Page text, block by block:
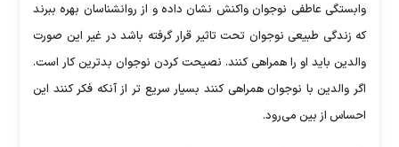
وابستگی عاطفی نوجوان واکنش نشان داده و از روانشناسان بهره ببرند
که زندگی طبیعی نوجوان تحت تاثیر قرار گرفته باشد در غیر این صورت
والدین باید او را همراهی کنند. نصیحت کردن نوجوان بدترین کار است.
اگر والدین با نوجوان همراهی کنند بسیار سریع تر از آنکه فکر کنند این
احساس از بین می‌رود.